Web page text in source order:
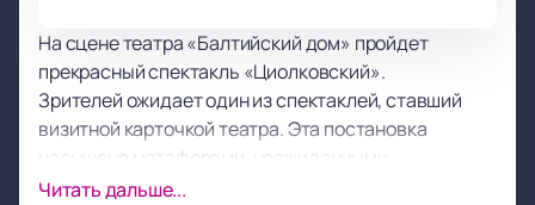
На сцене театра «Балтийский дом» пройдет
прекрасный спектакль «Циолковский».
Зрителей ожидает один из спектаклей, ставший
визитной карточкой театра. Эта постановка
насыщена метафорами, неожиданными,
оригинальными сценическими решениями,
Читать дальше...